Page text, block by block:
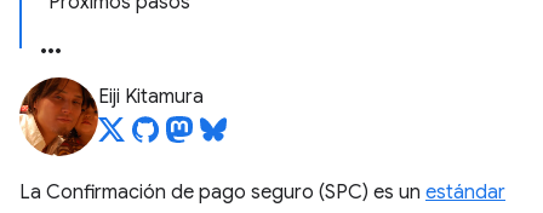
Eiji Kitamura
La Confirmación de pago seguro (SPC) es un estándar